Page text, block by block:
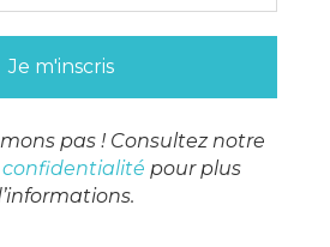
pas ! Consultez notre
pour plus